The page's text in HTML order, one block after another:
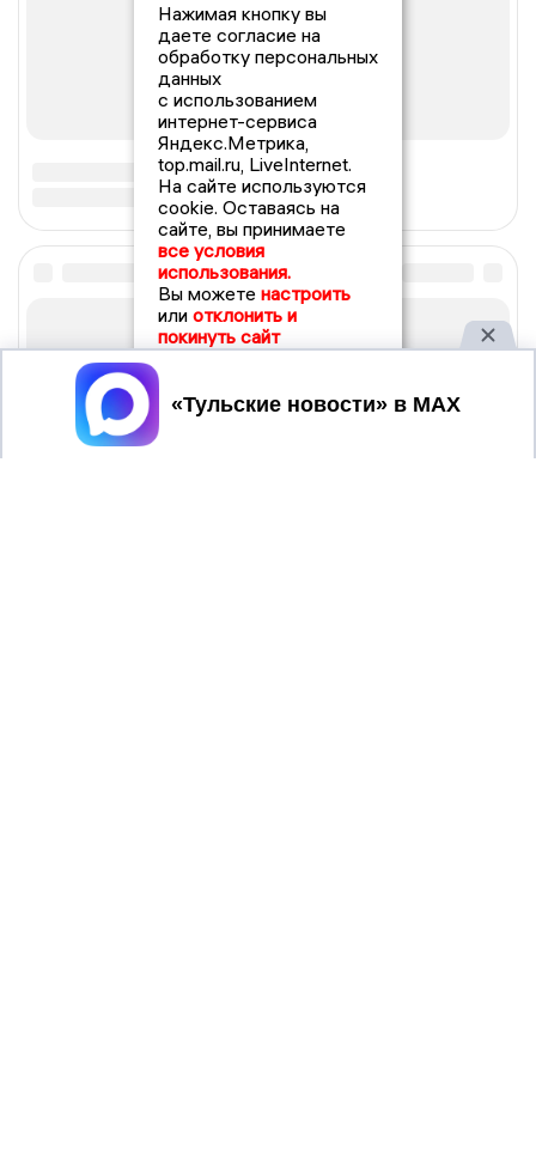
Нажимая кнопку вы
даете согласие на
обработку персональных
данных
с использованием
интернет-сервиса
Яндекс.Метрика,
top.mail.ru, LiveInternet.
На сайте используются
cookie. Оставаясь на
сайте, вы принимаете
все условия
использования.
Вы можете настроить
или отклонить и
покинуть сайт
Принять